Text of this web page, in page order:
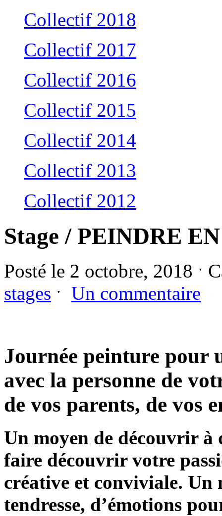
Collectif 2018
Collectif 2017
Collectif 2016
Collectif 2015
Collectif 2014
Collectif 2013
Collectif 2012
Stage / PEINDRE
Posté le 2 octobre, 2018 ˑ
stages ˑ Un commentaire
Journée peinture pour
avec la personne de
de vos parents, de vos
Un moyen de découvrir à
faire découvrir votre
créative et conviviale. Un
tendresse, d’émotions